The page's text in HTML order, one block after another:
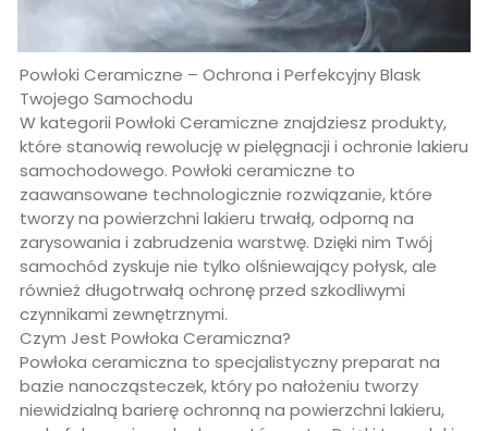
Powłoki Ceramiczne – Ochrona i Perfekcyjny Blask
Twojego Samochodu
W kategorii Powłoki Ceramiczne znajdziesz produkty,
które stanowią rewolucję w pielęgnacji i ochronie lakieru
samochodowego. Powłoki ceramiczne to
zaawansowane technologicznie rozwiązanie, które
tworzy na powierzchni lakieru trwałą, odporną na
zarysowania i zabrudzenia warstwę. Dzięki nim Twój
samochód zyskuje nie tylko olśniewający połysk, ale
również długotrwałą ochronę przed szkodliwymi
czynnikami zewnętrznymi.
Czym Jest Powłoka Ceramiczna?
Powłoka ceramiczna to specjalistyczny preparat na
bazie nanocząsteczek, który po nałożeniu tworzy
niewidzialną barierę ochronną na powierzchni lakieru,